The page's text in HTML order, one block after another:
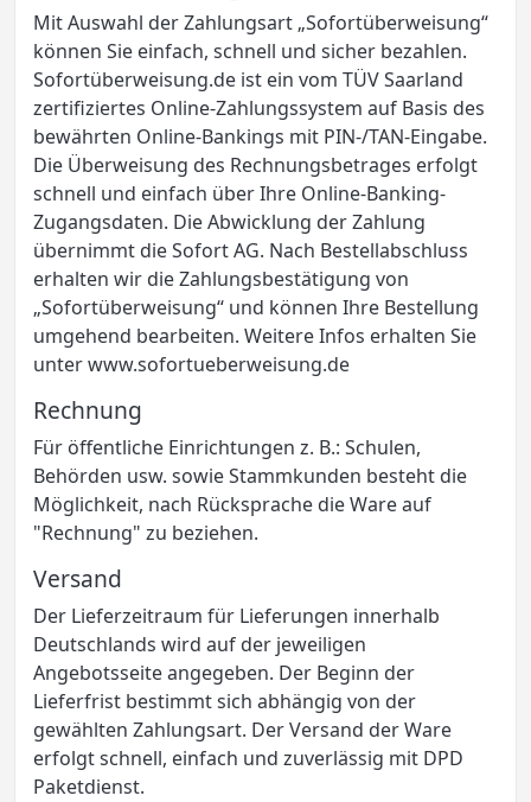
Mit Auswahl der Zahlungsart „Sofortüberweisung“
können Sie einfach, schnell und sicher bezahlen.
Sofortüberweisung.de ist ein vom TÜV Saarland
zertifiziertes Online-Zahlungssystem auf Basis des
bewährten Online-Bankings mit PIN-/TAN-Eingabe.
Die Überweisung des Rechnungsbetrages erfolgt
schnell und einfach über Ihre Online-Banking-
Zugangsdaten. Die Abwicklung der Zahlung
übernimmt die Sofort AG. Nach Bestellabschluss
erhalten wir die Zahlungsbestätigung von
„Sofortüberweisung“ und können Ihre Bestellung
umgehend bearbeiten. Weitere Infos erhalten Sie
unter www.sofortueberweisung.de
Rechnung
Für öffentliche Einrichtungen z. B.: Schulen,
Behörden usw. sowie Stammkunden besteht die
Möglichkeit, nach Rücksprache die Ware auf
"Rechnung" zu beziehen.
Versand
Der Lieferzeitraum für Lieferungen innerhalb
Deutschlands wird auf der jeweiligen
Angebotsseite angegeben. Der Beginn der
Lieferfrist bestimmt sich abhängig von der
gewählten Zahlungsart. Der Versand der Ware
erfolgt schnell, einfach und zuverlässig mit DPD
Paketdienst.